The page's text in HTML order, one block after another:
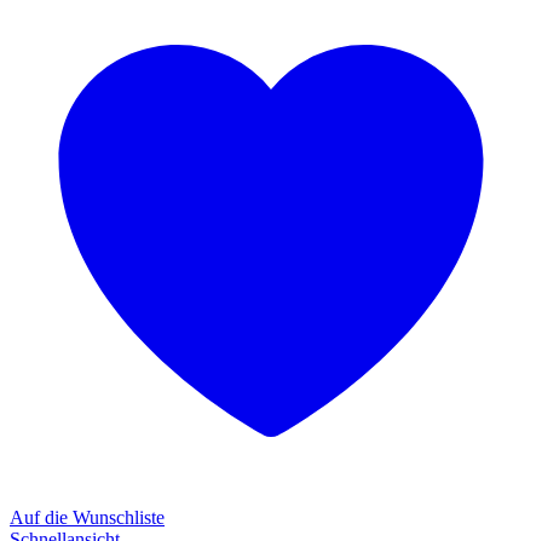
Auf die Wunschliste